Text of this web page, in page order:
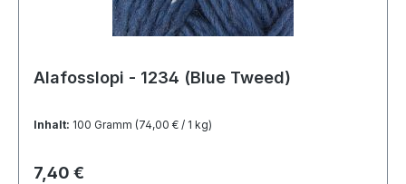
Alafosslopi - 1234 (Blue Tweed)
Inhalt: 100 Gramm (74,00 € / 1 kg)
Regulärer Preis:
7,40 €